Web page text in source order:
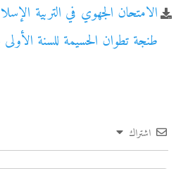
الامتحان الجهوي في التربية
طنجة تطوان الحسيمة للسنة الأولى
اشتراك